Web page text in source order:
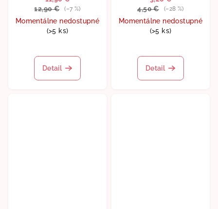
12,90 €
(–7 %)
Momentálne nedostupné
(>5 ks)
Detail
4,50 €
(–28 %)
Momentálne nedostupné
(>5 ks)
Detail